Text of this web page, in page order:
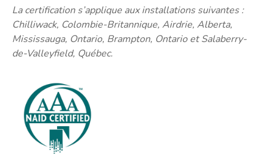
La certification s’applique aux installations suivantes :
Chilliwack, Colombie-Britannique, Airdrie, Alberta,
Mississauga, Ontario, Brampton, Ontario et Salaberry-
de-Valleyfield, Québec.